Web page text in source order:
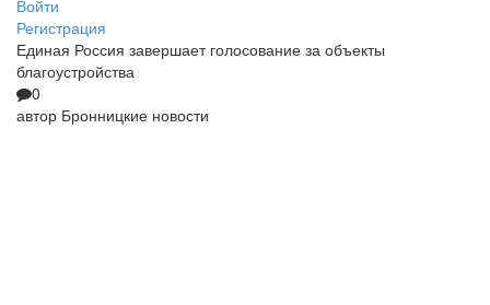
Войти
Регистрация
Единая Россия завершает голосование за объекты
благоустройства
0
автор Бронницкие новости